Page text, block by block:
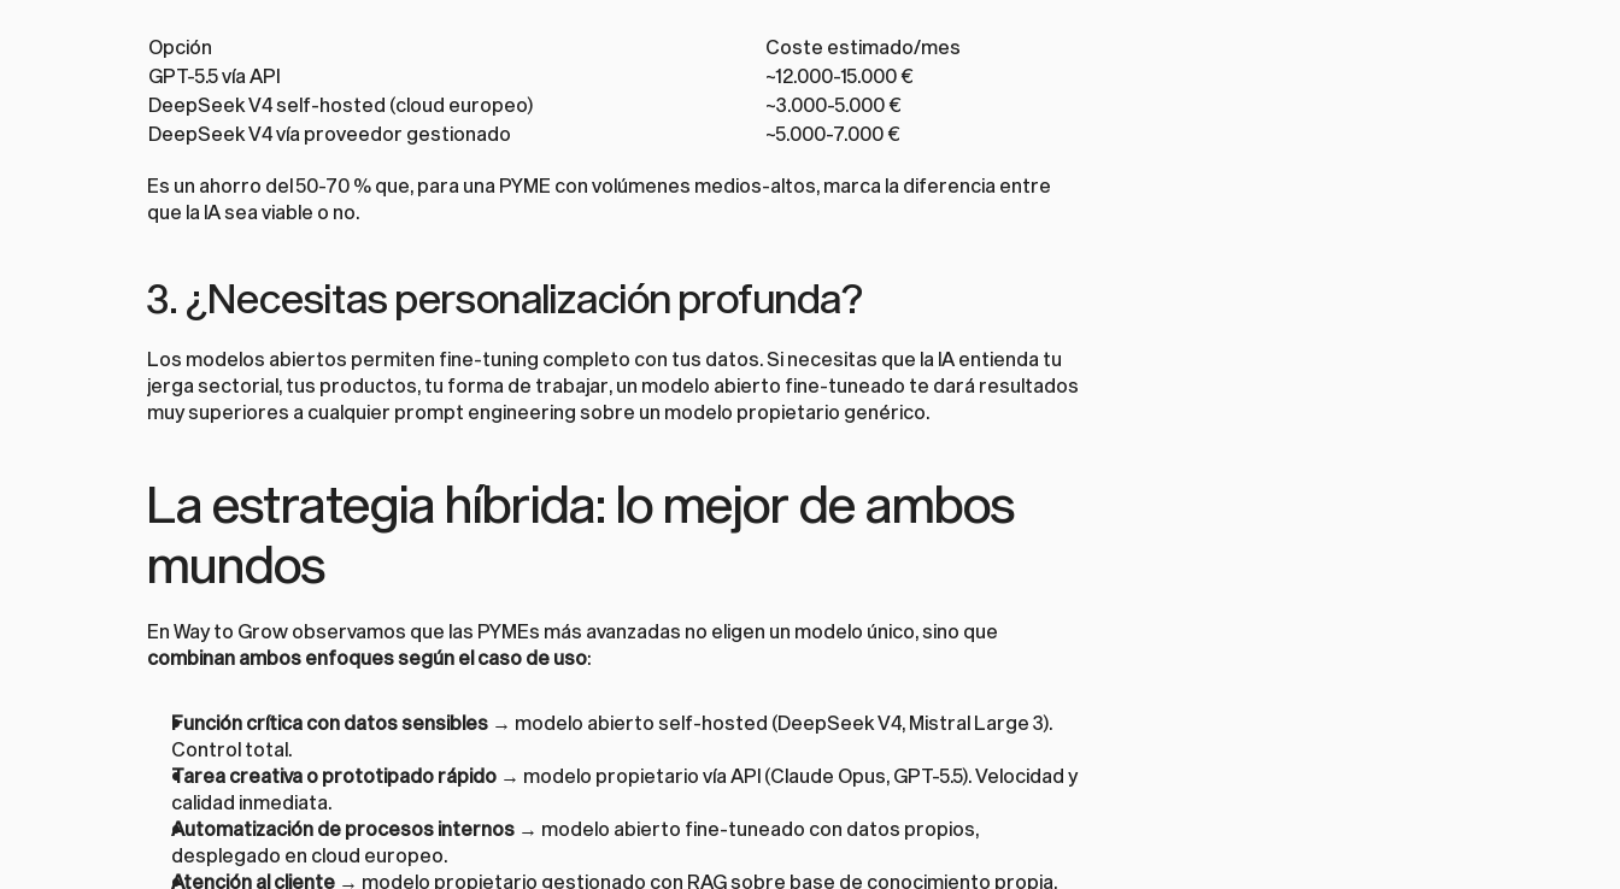
Opción
Coste estimado/mes
GPT-5.5 vía API
~12.000-15.000 €
DeepSeek V4 self-hosted (cloud europeo)
~3.000-5.000 €
DeepSeek V4 vía proveedor gestionado
~5.000-7.000 €
Es un ahorro del 50-70 % que, para una PYME con volúmenes medios-altos, marca la diferencia entre
que la IA sea viable o no.
3. ¿Necesitas personalización profunda?
Los modelos abiertos permiten fine-tuning completo con tus datos. Si necesitas que la IA entienda tu
jerga sectorial, tus productos, tu forma de trabajar, un modelo abierto fine-tuneado te dará resultados
muy superiores a cualquier prompt engineering sobre un modelo propietario genérico.
La estrategia híbrida: lo mejor de ambos
mundos
combinan ambos enfoques según el caso de uso:
Función crítica con datos sensibles → modelo abierto self-hosted (DeepSeek V4, Mistral Large 3).
Control total.
Tarea creativa o prototipado rápido → modelo propietario vía API (Claude Opus, GPT-5.5). Velocidad y
calidad inmediata.
Automatización de procesos internos → modelo abierto fine-tuneado con datos propios,
desplegado en cloud europeo.
Atención al cliente → modelo propietario gestionado con RAG sobre base de conocimiento propia.